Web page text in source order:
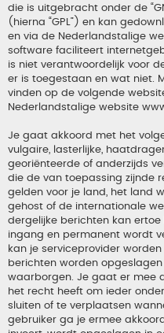
die is uitgebracht onder de “
(hierna “GPL”) en kan
en via de Nederlandstalige
software faciliteert
is niet verantwoordelijk voor
er is toegestaan en wat niet.
vinden op de volgende
Nederlandstalige website
Je gaat akkoord met het
vulgaire, lasterlijke,
georiënteerde of anderzijds
die de van toepassing zijnde
gelden voor je land, het land
gehost of de internationale
dergelijke berichten kan
ingang en permanent wordt
kan je serviceprovider
berichten worden
waarborgen. Je gaat er mee
het recht heeft om ieder
sluiten of te verplaatsen
gebruiker ga je ermee